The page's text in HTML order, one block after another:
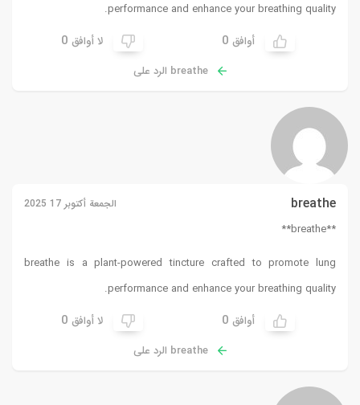
performance and enhance your breathing quality.
أوافق 0 لا أوافق 0
breathe الرد على
breathe الجمعة أكتوبر 17 2025
**breathe**
breathe is a plant-powered tincture crafted to promote lung
performance and enhance your breathing quality.
أوافق 0 لا أوافق 0
breathe الرد على